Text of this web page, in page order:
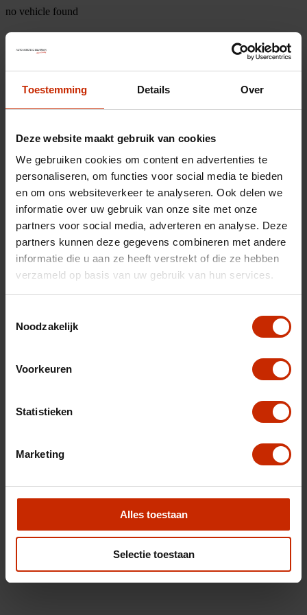
Toestemming Details Over
Deze website maakt gebruik van cookies
We gebruiken cookies om content en advertenties te
personaliseren, om functies voor social media te bieden
en om ons websiteverkeer te analyseren. Ook delen we
informatie over uw gebruik van onze site met onze
partners voor social media, adverteren en analyse. Deze
partners kunnen deze gegevens combineren met andere
informatie die u aan ze heeft verstrekt of die ze hebben
verzameld op basis van uw gebruik van hun services.
Noodzakelijk
Voorkeuren
Statistieken
Marketing
Alles toestaan
Selectie toestaan
no vehicle found